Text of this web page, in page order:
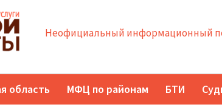
Неофициальный информационный
область МФЦ по районам БТИ